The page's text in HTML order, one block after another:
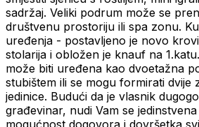
sadržaj. Veliki podrum može se
društvenu prostoriju ili spa zonu.
uređenja - postavljeno je novo
stolarija i obložen je knauf na
može biti uređena kao dvoetažna
stubištem ili se mogu formirati dvije
jedinice. Budući da je vlasnik
građevinar, nudi Vam se